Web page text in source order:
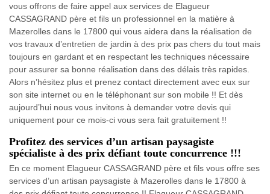
vous offrons de faire appel aux services de Elagueur
CASSAGRAND père et fils un professionnel en la matière à
Mazerolles dans le 17800 qui vous aidera dans la réalisation de
vos travaux d’entretien de jardin à des prix pas chers du tout mais
toujours en gardant et en respectant les techniques nécessaire
pour assurer sa bonne réalisation dans des délais très rapides.
Alors n’hésitez plus et prenez contact directement avec eux sur
son site internet ou en le téléphonant sur son mobile !! Et dès
aujourd’hui nous vous invitons à demander votre devis qui
uniquement pour ce mois-ci vous sera fait gratuitement !!
Profitez des services d’un artisan paysagiste
spécialiste à des prix défiant toute concurrence !!!
En ce moment Elagueur CASSAGRAND père et fils vous offre ses
services d’un artisan paysagiste à Mazerolles dans le 17800 à